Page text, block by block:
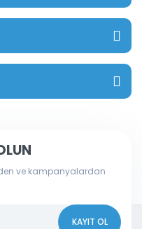
ve kampanyalardan
KAYIT OL